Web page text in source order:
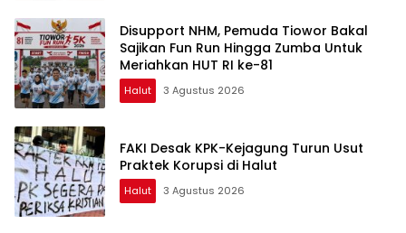
Disupport NHM, Pemuda Tiowor Bakal
Sajikan Fun Run Hingga Zumba Untuk
Meriahkan HUT RI ke-81
Halut 3 Agustus 2026
FAKI Desak KPK-Kejagung Turun Usut
Praktek Korupsi di Halut
Halut 3 Agustus 2026